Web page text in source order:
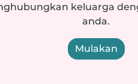
keluarga
anda.
Mulakan